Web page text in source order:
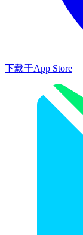
下载于App Store